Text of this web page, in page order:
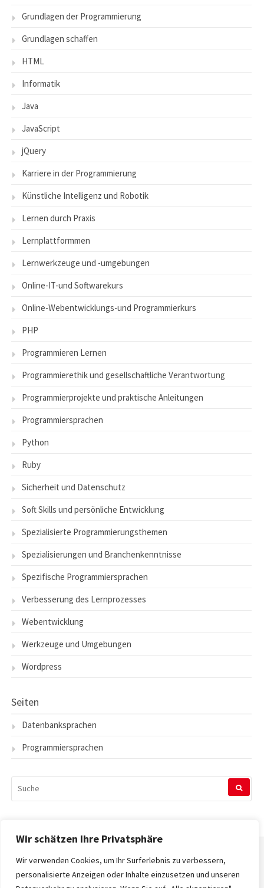
Wir schätzen Ihre Privatsphäre
Wir verwenden Cookies, um Ihr Surferlebnis zu verbessern,
personalisierte Anzeigen oder Inhalte einzusetzen und unseren
Grundlagen der Programmierung
Grundlagen schaffen
HTML
Informatik
Java
JavaScript
jQuery
Karriere in der Programmierung
Künstliche Intelligenz und Robotik
Lernen durch Praxis
Lernplattformmen
Lernwerkzeuge und -umgebungen
Online-IT-und Softwarekurs
Online-Webentwicklungs-und Programmierkurs
PHP
Programmieren Lernen
Programmierethik und gesellschaftliche Verantwortung
Programmierprojekte und praktische Anleitungen
Programmiersprachen
Python
Ruby
Sicherheit und Datenschutz
Soft Skills und persönliche Entwicklung
Spezialisierte Programmierungsthemen
Spezialisierungen und Branchenkenntnisse
Spezifische Programmiersprachen
Verbesserung des Lernprozesses
Webentwicklung
Werkzeuge und Umgebungen
Wordpress
Seiten
Datenbanksprachen
Programmiersprachen
NACH:
Startseite